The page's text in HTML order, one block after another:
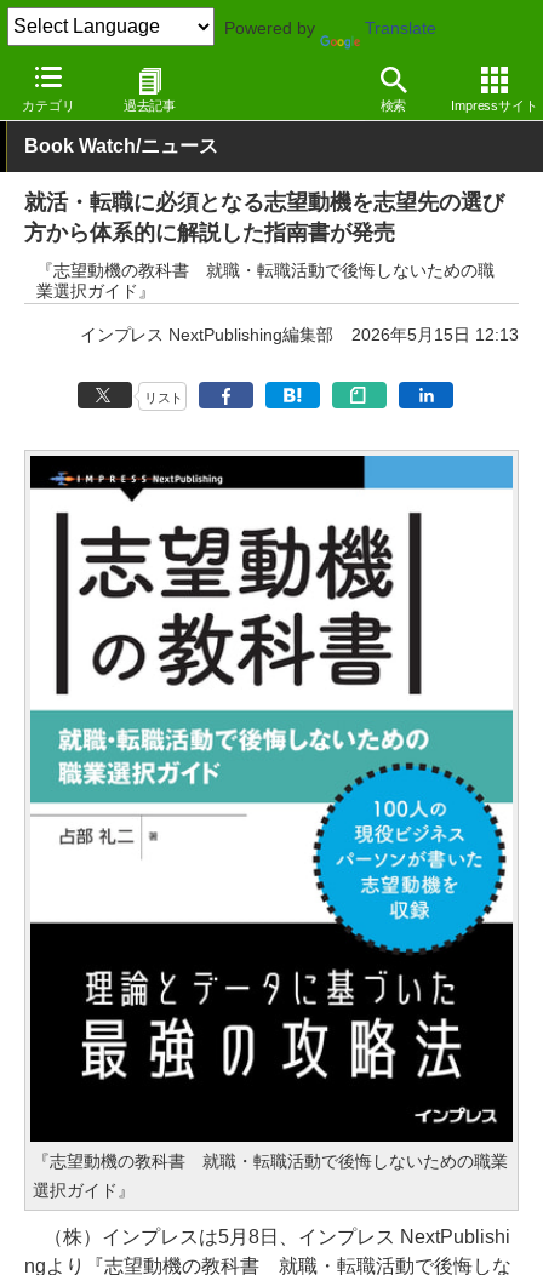
Powered by Translate
カテゴリ 過去記事 検索 Impressサイト
窓の杜 電子書籍・本
Book Watch/ニュース
就活・転職に必須となる志望動機を志望先の選び
方から体系的に解説した指南書が発売
『志望動機の教科書 就職・転職活動で後悔しないための職
業選択ガイド』
インプレス NextPublishing編集部 2026年5月15日 12:13
リスト
『志望動機の教科書 就職・転職活動で後悔しないための職業
選択ガイド』
（株）インプレスは5月8日、インプレス NextPublishi
ngより『志望動機の教科書 就職・転職活動で後悔しな